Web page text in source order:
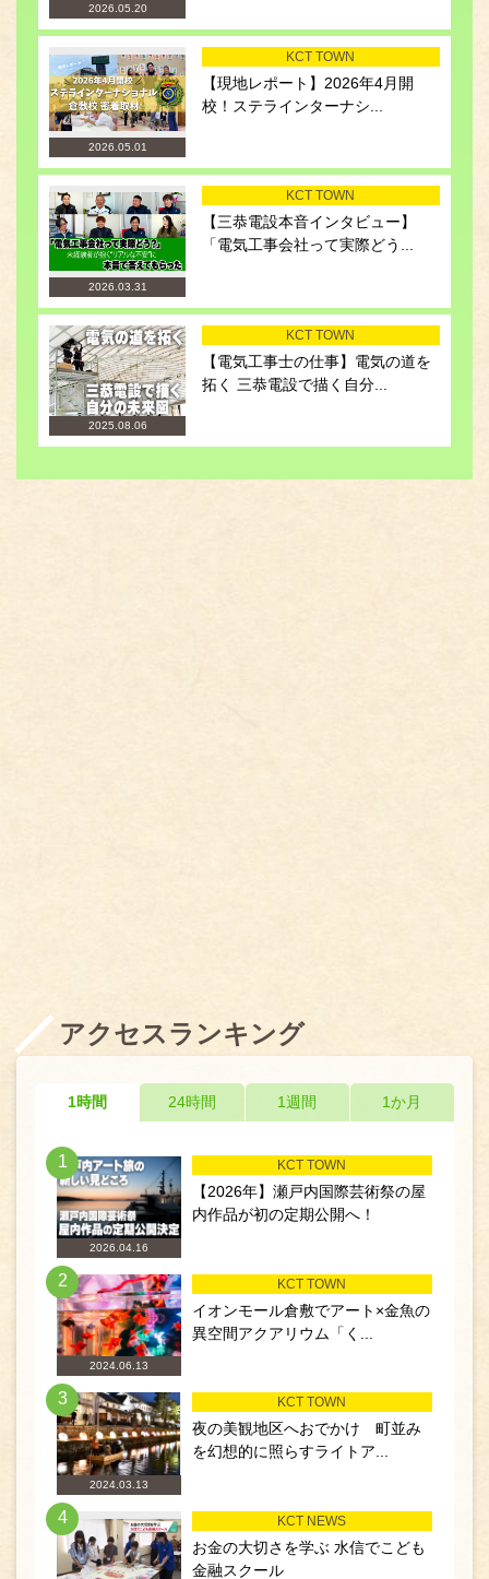
2026.05.20
2026.05.01
KCT TOWN
【現地レポート】2026年4月開
校！ステラインターナシ...
2026.03.31
KCT TOWN
【三恭電設本音インタビュー】
「電気工事会社って実際どう...
2025.08.06
KCT TOWN
【電気工事士の仕事】電気の道を
拓く 三恭電設で描く自分...
アクセスランキング
1時間 24時間 1週間 1か月
1
2026.04.16
KCT TOWN
【2026年】瀬戸内国際芸術祭の屋
内作品が初の定期公開へ！
2
2024.06.13
KCT TOWN
イオンモール倉敷でアート×金魚の
異空間アクアリウム「く...
3
2024.03.13
KCT TOWN
夜の美観地区へおでかけ 町並み
を幻想的に照らすライトア...
4 KCT NEWS
お金の大切さを学ぶ 水信でこども
金融スクール